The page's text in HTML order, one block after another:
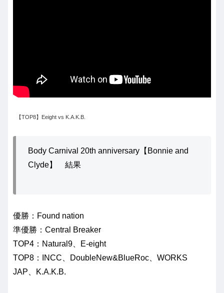
【TOP8】Eeight vs K.A.K.B.
Body Carnival 20th anniversary【Bonnie and
Clyde】 結果
優勝：Found nation
準優勝：Central Breaker
TOP4：Natural9、E-eight
TOP8：INCC、DoubleNew&BlueRoc、WORKS
JAP、K.A.K.B.